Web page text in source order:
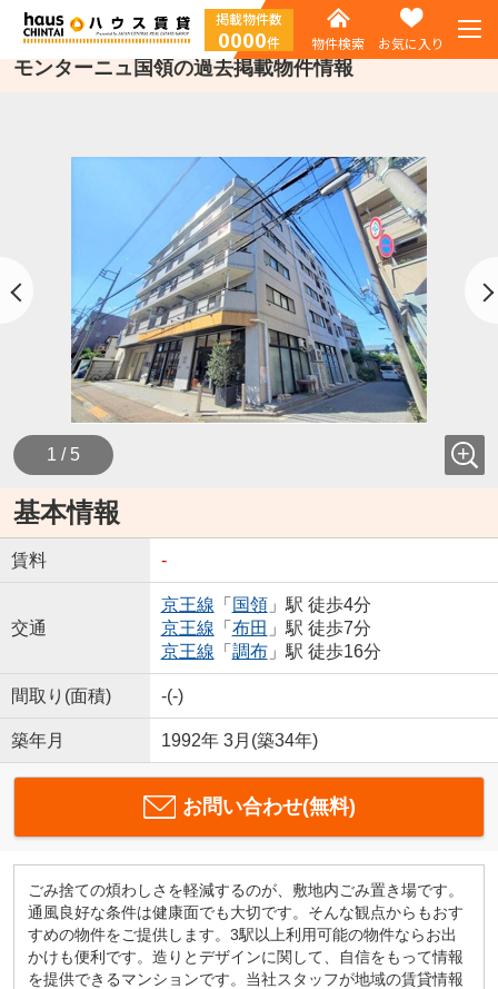
掲載物件数
0000件 物件検索 お気に入り
モンターニュ国領の過去掲載物件情報
1 / 5
基本情報
賃料 -
交通
京王線 「 国領」駅 徒歩4分
京王線 「 布田 」駅 徒歩7分
京王線 「 調布」駅 徒歩16分
間取り(面積) -(-)
築年月 1992年 3月(築34年)
お問い合わせ(無料)
ごみ捨ての煩わしさを軽減するのが、敷地内ごみ置き場です。
通風良好な条件は健康面でも大切です。そんな観点からもおす
すめの物件をご提供します。3駅以上利用可能の物件ならお出
かけも便利です。造りとデザインに関して、自信をもって情報
を提供できるマンションです。当社スタッフが地域の賃貸情報